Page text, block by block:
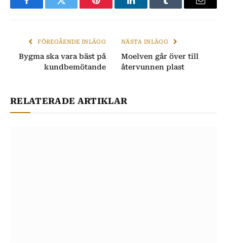
FacebookTwitter Pinterest LinkedInTumblr
E-
FÖREGÅENDE INLÄGG
Bygma ska vara bäst på
kundbemötande
NÄSTA INLÄGG
Moelven går över till
återvunnen plast
RELATERADE ARTIKLAR